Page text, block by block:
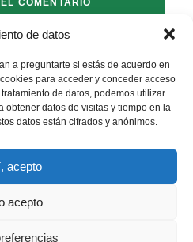
de datos
a preguntarte si estás de acuerdo en
para acceder y conceder acceso
de datos, podemos utilizar
obtener datos de visitas y tiempo en la
datos están cifrados y anónimos.
acepto
acepto